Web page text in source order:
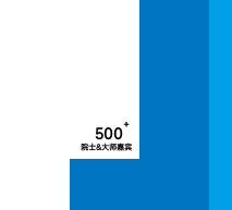
500+
院士&大师嘉宾